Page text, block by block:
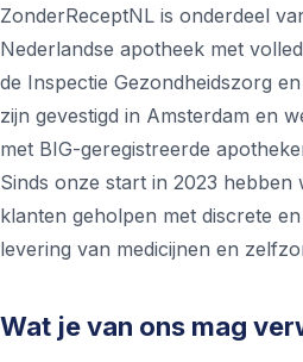
ZonderReceptNL is onderdeel
Nederlandse apotheek met
de Inspectie Gezondheidszorg
zijn gevestigd in Amsterdam en
met BIG-geregistreerde
Sinds onze start in 2023 hebben
klanten geholpen met discrete
levering van medicijnen en
Wat je van ons mag